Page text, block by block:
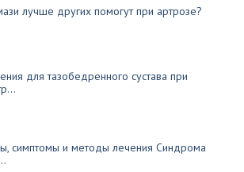
лучше других помогут при артрозе?
для тазобедренного сустава при
симптомы и методы лечения Синдрома